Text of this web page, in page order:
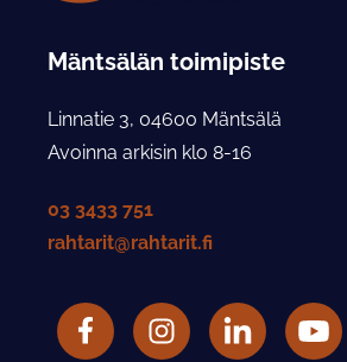
Mäntsälän toimipiste
Linnatie 3, 04600 Mäntsälä
Avoinna arkisin klo 8-16
03 3433 751
rahtarit@rahtarit.fi
FacebookRahtarit ry Instagram-tili
LinkedIn